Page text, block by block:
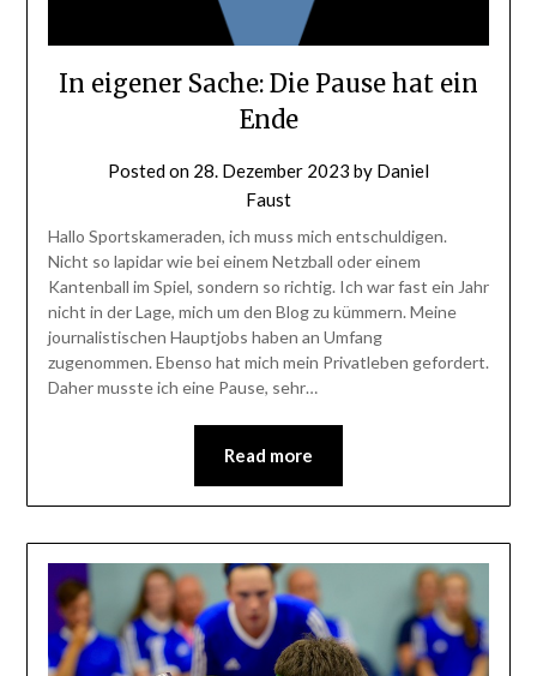
In eigener Sache: Die Pause hat ein
Ende
Posted on 28. Dezember 2023 by Daniel
Faust
Hallo Sportskameraden, ich muss mich entschuldigen.
Nicht so lapidar wie bei einem Netzball oder einem
Kantenball im Spiel, sondern so richtig. Ich war fast ein Jahr
nicht in der Lage, mich um den Blog zu kümmern. Meine
journalistischen Hauptjobs haben an Umfang
zugenommen. Ebenso hat mich mein Privatleben gefordert.
Daher musste ich eine Pause, sehr…
Read more